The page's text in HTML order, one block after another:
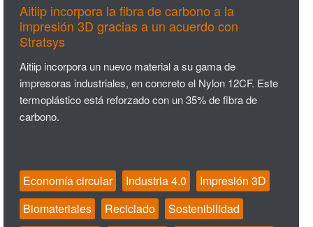
Aitiip incorpora la fibra de carbono a la
impresión 3D gracias a un acuerdo con
Stratsys
Aitiip incorpora un nuevo material a su gama de
impresoras industriales, en concreto el Nylon 12CF. Este
termoplástico está reforzado con un 35% de fibra de
carbono.
Economía circular Industria 4.0
Impresión 3D
Biomateriales
Reciclado
Sostenibilidad